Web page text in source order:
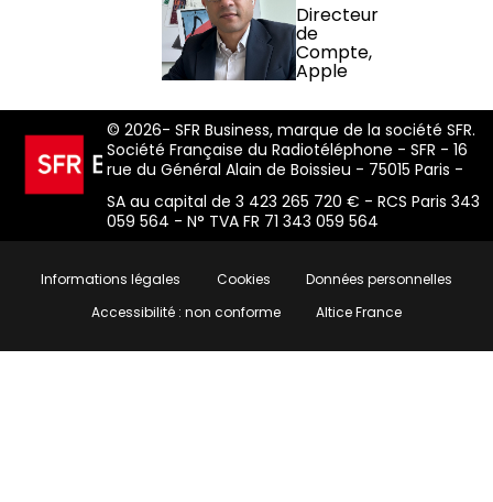
Directeur
de
Compte,
Apple
© 2026- SFR Business, marque de la société SFR.
Société Française du Radiotéléphone - SFR - 16
rue du Général Alain de Boissieu - 75015 Paris -
SA au capital de 3 423 265 720 € - RCS Paris 343
059 564 - N° TVA FR 71 343 059 564
Informations légales Cookies
Données personnelles
Accessibilité : non conforme
Altice France